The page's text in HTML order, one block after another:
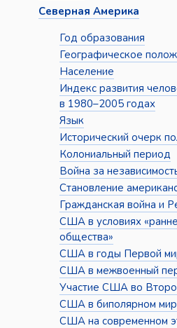
Северная Америка
Год образования
Географическое
Население
Индекс развития
в 1980–2005 годах
Язык
Исторический очерк
Колониальный период
Война за
Становление
Гражданская война и
США в условиях
общества»
США в годы Первой
США в межвоенный
Участие США во
США в биполярном
США на современном